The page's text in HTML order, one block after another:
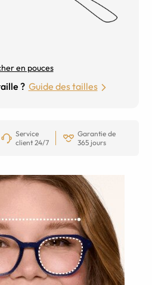
en pouces
? Guide des tailles
Service
client 24/7
Garantie de
365 jours